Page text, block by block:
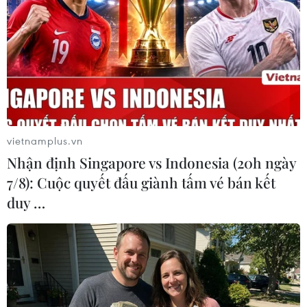
#Du học Nga #Tỉnh Irkutsk
#Đại sứ Ngô Đức Mạnh
#Thu hút đầu tư
#tin tức
#tin tức mới nhất
#tin tức 24h
#tin tức mới nhất trong ngày
#tin tức thời sự
#tin tức hot
#tin tức an ninh
vietnamplus.vn
Nhận định Singapore vs Indonesia (20h ngày
7/8): Cuộc quyết đấu giành tấm vé bán kết
duy …